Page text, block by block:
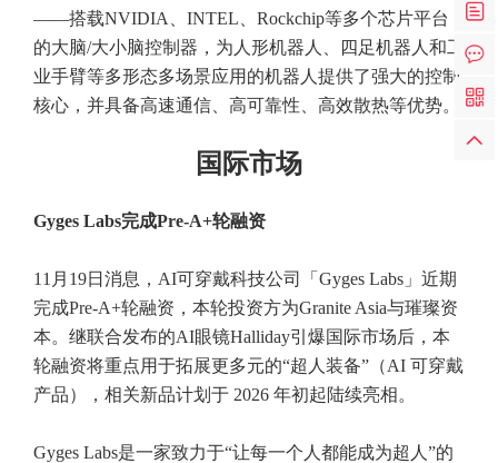
——搭载NVIDIA、INTEL、Rockchip等多个芯片平台
的大脑/大小脑控制器，为人形机器人、四足机器人和工
业手臂等多形态多场景应用的机器人提供了强大的控制
核心，并具备高速通信、高可靠性、高效散热等优势。
国际市场
Gyges Labs完成Pre-A+轮融资
11月19日消息，AI可穿戴科技公司「Gyges Labs」近期
完成Pre-A+轮融资，本轮投资方为Granite Asia与璀璨资
本。继联合发布的AI眼镜Halliday引爆国际市场后，本
轮融资将重点用于拓展更多元的“超人装备”（AI 可穿戴
产品），相关新品计划于 2026 年初起陆续亮相。
Gyges Labs是一家致力于“让每一个人都能成为超人”的